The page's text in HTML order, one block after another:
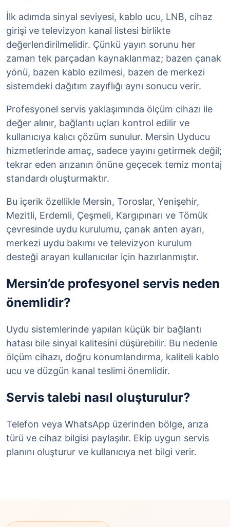
İlk adımda sinyal seviyesi, kablo ucu, LNB, cihaz
girişi ve televizyon kanal listesi birlikte
değerlendirilmelidir. Çünkü yayın sorunu her
zaman tek parçadan kaynaklanmaz; bazen çanak
yönü, bazen kablo ezilmesi, bazen de merkezi
sistemdeki dağıtım zayıflığı aynı sonucu verir.
Profesyonel servis yaklaşımında ölçüm cihazı ile
değer alınır, bağlantı uçları kontrol edilir ve
kullanıcıya kalıcı çözüm sunulur. Mersin Uyducu
hizmetlerinde amaç, sadece yayını getirmek değil;
tekrar eden arızanın önüne geçecek temiz montaj
standardı oluşturmaktır.
Bu içerik özellikle Mersin, Toroslar, Yenişehir,
Mezitli, Erdemli, Çeşmeli, Kargıpınarı ve Tömük
çevresinde uydu kurulumu, çanak anten ayarı,
merkezi uydu bakımı ve televizyon kurulum
desteği arayan kullanıcılar için hazırlanmıştır.
Mersin’de profesyonel servis neden
önemlidir?
Uydu sistemlerinde yapılan küçük bir bağlantı
hatası bile sinyal kalitesini düşürebilir. Bu nedenle
ölçüm cihazı, doğru konumlandırma, kaliteli kablo
ucu ve düzgün kanal teslimi önemlidir.
Servis talebi nasıl oluşturulur?
Telefon veya WhatsApp üzerinden bölge, arıza
türü ve cihaz bilgisi paylaşılır. Ekip uygun servis
planını oluşturur ve kullanıcıya net bilgi verir.